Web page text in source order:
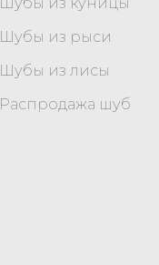
Шубы из рыси
Шубы из лисы
Распродажа шуб